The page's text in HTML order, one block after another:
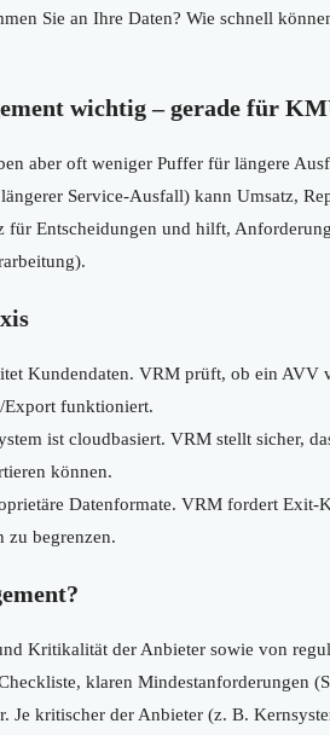
Sie an Ihre Daten? Wie schnell
wichtig – gerade für
aber oft weniger Puffer für längere
Service-Ausfall) kann Umsatz,
für Entscheidungen und hilft,
Kundendaten. VRM prüft, ob ein AVV
funktioniert.
ist cloudbasiert. VRM stellt sicher,
können.
Datenformate. VRM fordert Exit-
zu begrenzen.
Kritikalität der Anbieter sowie von
klaren Mindestanforderungen
kritischer der Anbieter (z. B.